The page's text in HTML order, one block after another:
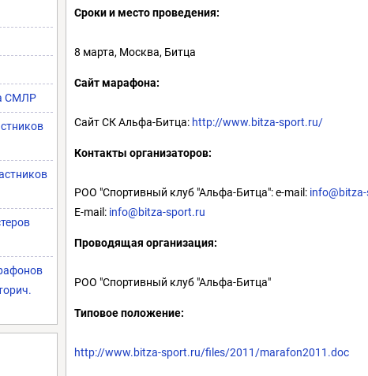
СМЛР
Сроки и место проведения:
8 марта, Москва, Битца
Сайт марафона:
Сайт СК Альфа-Битца: http://www.bitza-sport.ru/
Контакты организаторов:
РОО "Спортивный клуб "Альфа-Битца": е-mail:
E-mail: info@bitza-sport.ru
Проводящая организация:
РОО "Спортивный клуб "Альфа-Битца"
Типовое положение:
http://www.bitza-sport.ru/files/2011/marafon2011.doc